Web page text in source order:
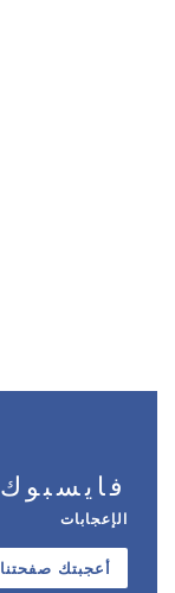
فايسبوك
الإعجابات
أعجبتك صفحتنا